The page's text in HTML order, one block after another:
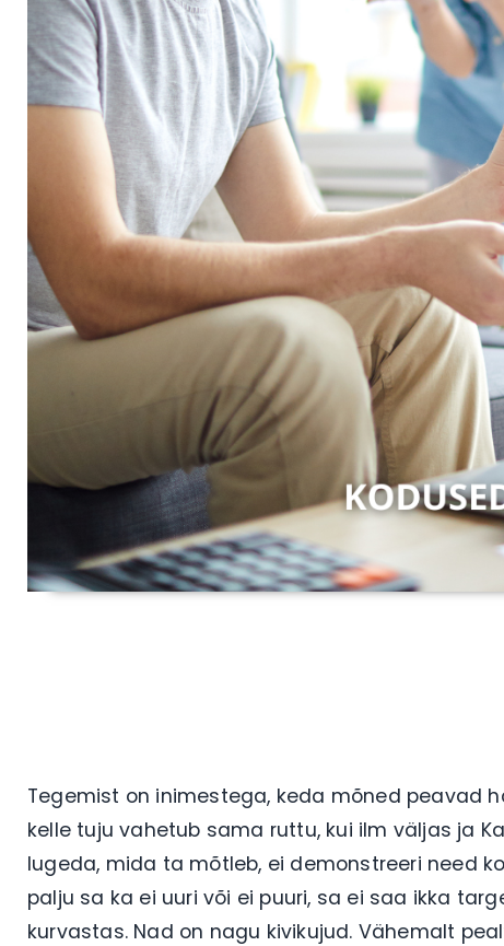
Tegemist on inimestega, keda mõned peavad
kelle tuju vahetub sama ruttu, kui ilm väljas ja
lugeda, mida ta mõtleb, ei demonstreeri need
palju sa ka ei uuri või ei puuri, sa ei saa ikka
kurvastas. Nad on nagu kivikujud. Vähemalt